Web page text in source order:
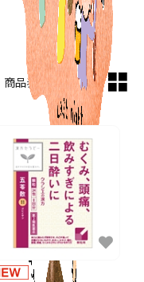
漢方薬でのケアが
商品表示方法：